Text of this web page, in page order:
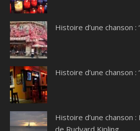
Histoire d’une chanson :
Histoire d’une chanson :
Histoire d’une chanson :